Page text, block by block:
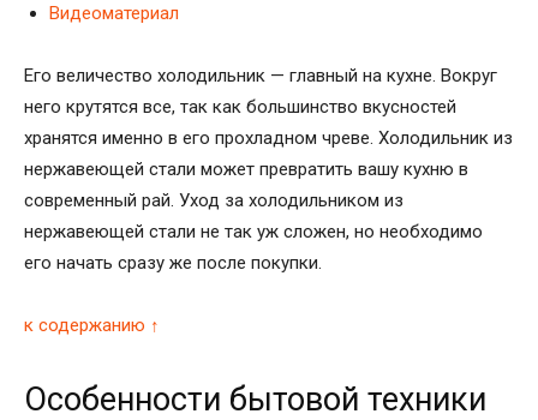
Видеоматериал
Его величество холодильник — главный на кухне. Вокруг
него крутятся все, так как большинство вкусностей
хранятся именно в его прохладном чреве. Холодильник из
нержавеющей стали может превратить вашу кухню в
современный рай. Уход за холодильником из
нержавеющей стали не так уж сложен, но необходимо
его начать сразу же после покупки.
к содержанию ↑
Особенности бытовой техники